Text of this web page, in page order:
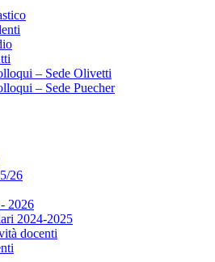
– Sede Olivetti
– Sede Puecher
26
2026
2024-2025
docenti